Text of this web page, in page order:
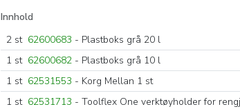
Innhold
2 st 62600683 - Plastboks grå 20 l
1 st 62600682 - Plastboks grå 10 l
1 st 62531553 - Korg Mellan 1 st
1 st 62531713 - Toolflex One verktøyholder for